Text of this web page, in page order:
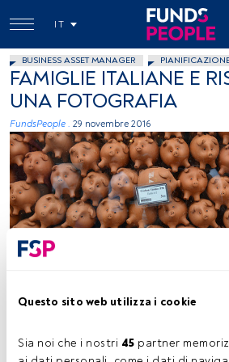
Questo sito web utilizza i cookie
Sia noi che i nostri 45 partner
IT
BUSINESS ASSET MANAGER
FAMIGLIE ITALIANE E
UNA FOTOGRAFIA
FundsPeople . 29 novembre 2016